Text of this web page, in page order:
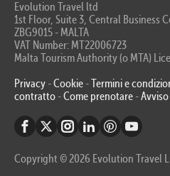
Evolution Travel ltd
1st Floor, Suite 3, Central Business
ZBG9015 - MALTA
VAT Number: MT22006723
Malta Tourism Authority (o MTA)
Privacy -Cookie -Termini e
contratto -Come prenotare -
Copyright © 2026 Evolution Travel